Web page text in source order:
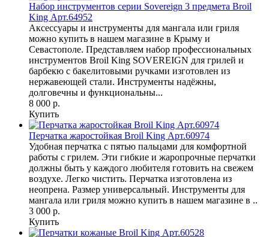
Набор инструментов серии Sovereign 3 предмета Broil
King Арт.64952
Аксессуары и инструменты для мангала или гриля
можно купить в нашем магазине в Крыму и
Севастополе. Представляем набор профессиональных
инструментов Broil King SOVEREIGN для грилей и
барбекю с бакелитовыми ручками изготовлен из
нержавеющей стали. Инструменты надёжны,
долговечны и функциональны...
8 000 р.
Купить
Перчатка жаростойкая Broil King Арт.60974
Удобная перчатка с пятью пальцами для комфортной
работы с грилем. Эти гибкие и жаропрочные перчатки
должны быть у каждого любителя готовить на свежем
воздухе. Легко чистить. Перчатка изготовлена из
неопрена. Размер универсальный. Инструменты для
мангала или гриля можно купить в нашем магазине в ..
3 000 р.
Купить